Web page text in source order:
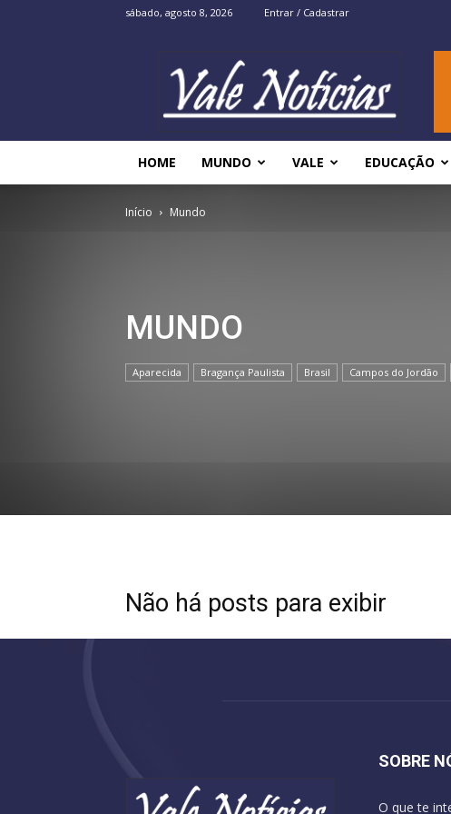
sábado, agosto 8, 2026 Entrar / Cadastrar
Noticias
HOME MUNDO VALE EDUCAÇÃO
Início Mundo
MUNDO
Aparecida Bragança Paulista Brasil Campos do Jordão
Não há posts para exibir
SOBRE
O que te